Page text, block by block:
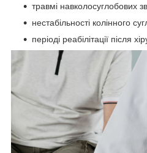
травмі навколосуглобових
нестабільності колінного
періоді реабілітації після